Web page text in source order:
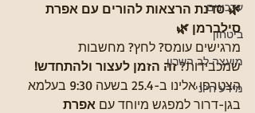
עדכונים
ביטחון
מועצה לב השרון
מידע חיוני
🌿 סדנת הרצאות להורים עם אפרת
סילברמן 🌿
מרגישים עומס? לחץ? מחשבות
שמכבידות? זה הזמן לעצור ולהתחדש!
הצטרפו אלינו ב-25.4 בשעה 9:30 בעלמא
בגן-דרור למפגש מיוחד עם אפרת